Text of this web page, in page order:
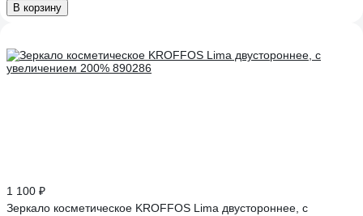
В корзину
1 100 ₽
Зеркало косметическое KROFFOS Lima двустороннее, с